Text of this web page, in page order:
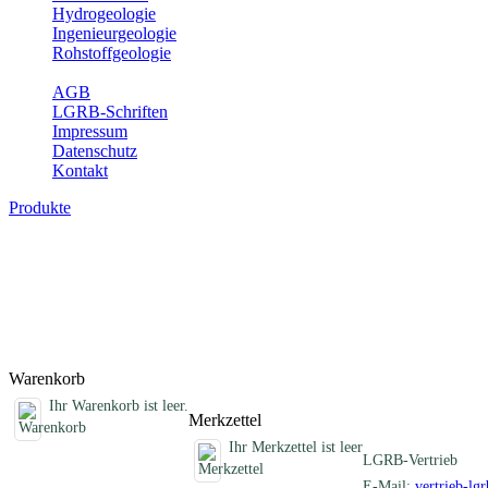
Hydrogeologie
Ingenieurgeologie
Rohstoffgeologie
AGB
LGRB-Schriften
Impressum
Datenschutz
Kontakt
Produkte
Warenkorb
Ihr Warenkorb ist leer.
Merkzettel
Ihr Merkzettel ist leer
LGRB-Vertrieb